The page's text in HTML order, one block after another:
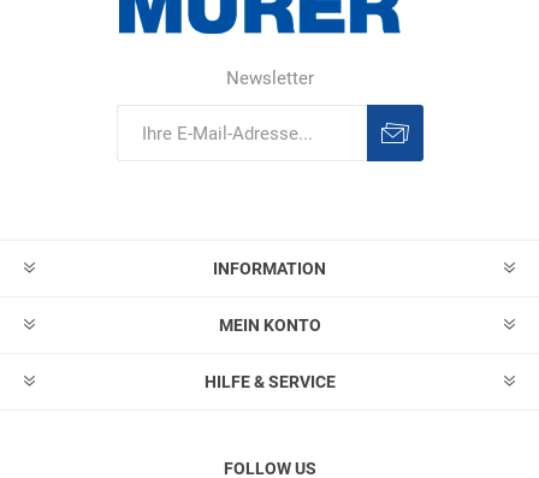
Newsletter
INFORMATION
MEIN KONTO
HILFE & SERVICE
FOLLOW US